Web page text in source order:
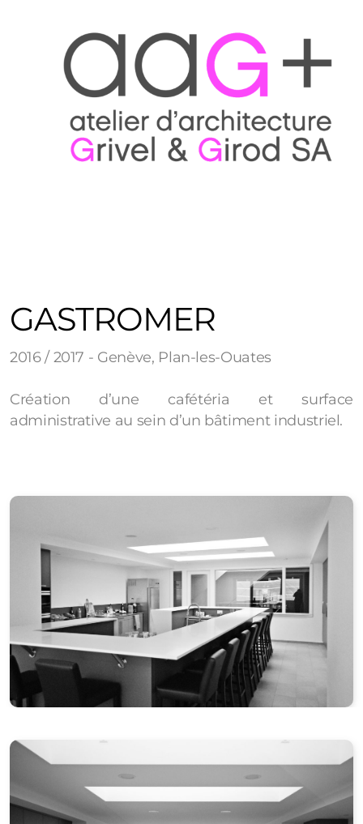
GASTROMER
2016 / 2017 - Genève, Plan-les-Ouates
Création d’une cafétéria et surface
administrative au sein d’un bâtiment industriel.